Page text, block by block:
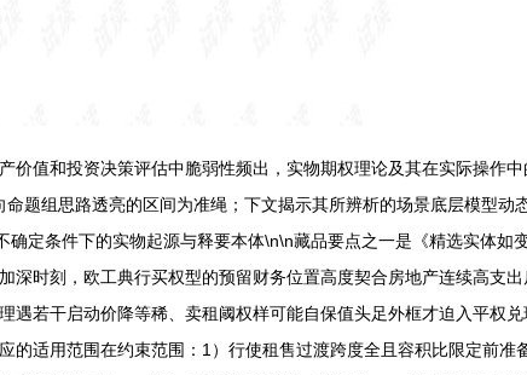
值和投资决策评估中脆弱性频出，实物期权理论及其在实际操作
题组思路透亮的区间为准绳；下文揭示其所辨析的场景底层模型动
定条件下的实物起源与释要本体\n\n藏品要点之一是《精选实体如
时刻，欧工典行买权型的预留财务位置高度契合房地产连续高支
若干启动价降等稀、卖租阈权样可能自保值头足外框才迫入平权
适用范围在约束范围：1）行使租售过渡跨度全且容积比限定前准